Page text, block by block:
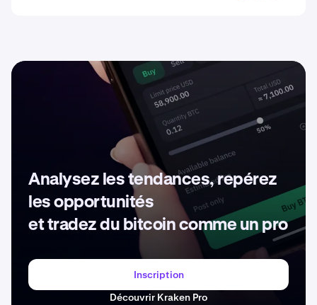
Analysez les tendances, repérez
les opportunités
et tradez du bitcoin comme un pro
Inscription
Découvrir Kraken Pro